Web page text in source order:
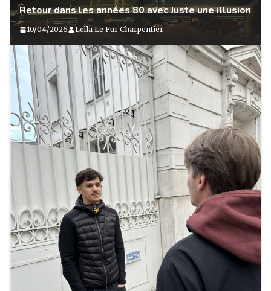
Retour dans les années 80 avec Juste une illusion
10/04/2026 Leïla Le Fur Charpentier